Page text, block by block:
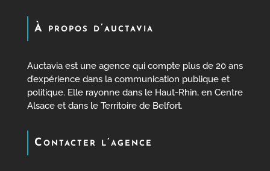
À propos d’auctavia
Auctavia est une agence qui compte plus de 20 ans
d’expérience dans la communication publique et
politique. Elle rayonne dans le Haut-Rhin, en Centre
Alsace et dans le Territoire de Belfort.
Contacter l’agence